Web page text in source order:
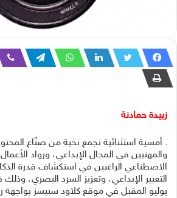
زبيدة حمادنة
. أمسية استثنائية تجمع نخبة من صنّاع
والمهنيين في المجال الإبداعي، ورواد
الاصطناعي الراغبين في استكشاف قدرة
التعبير الإبداعي، وتعزيز السرد البصري،
يوليو المقبل في موقع كلاود سبيسز